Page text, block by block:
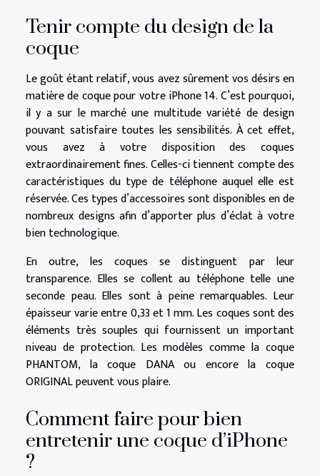
Tenir compte du design de la
coque
Le goût étant relatif, vous avez sûrement vos désirs en
matière de coque pour votre iPhone 14. C’est pourquoi,
il y a sur le marché une multitude variété de design
pouvant satisfaire toutes les sensibilités. À cet effet,
vous avez à votre disposition des coques
extraordinairement fines. Celles-ci tiennent compte des
caractéristiques du type de téléphone auquel elle est
réservée. Ces types d’accessoires sont disponibles en de
nombreux designs afin d’apporter plus d’éclat à votre
bien technologique.
En outre, les coques se distinguent par leur
transparence. Elles se collent au téléphone telle une
seconde peau. Elles sont à peine remarquables. Leur
épaisseur varie entre 0,33 et 1 mm. Les coques sont des
éléments très souples qui fournissent un important
niveau de protection. Les modèles comme la coque
PHANTOM, la coque DANA ou encore la coque
ORIGINAL peuvent vous plaire.
Comment faire pour bien
entretenir une coque d’iPhone
?